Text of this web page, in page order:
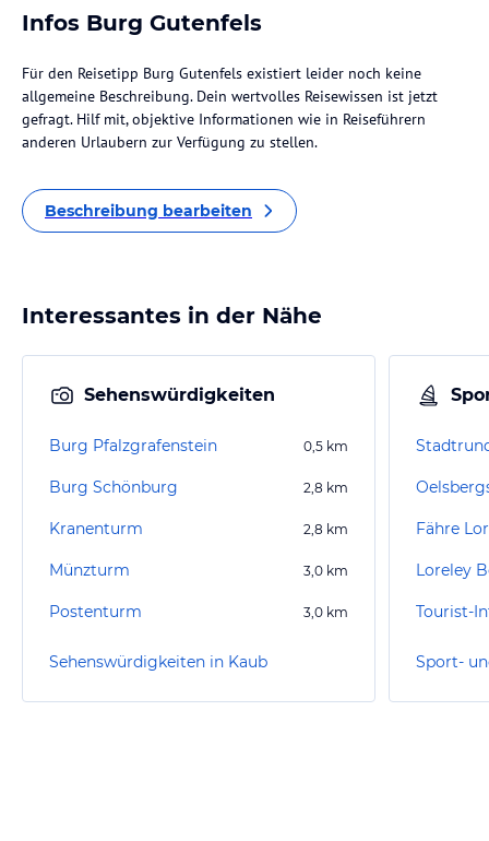
Infos Burg Gutenfels
Für den Reisetipp Burg Gutenfels existiert leider noch keine
allgemeine Beschreibung. Dein wertvolles Reisewissen ist jetzt
gefragt. Hilf mit, objektive Informationen wie in Reiseführern
anderen Urlaubern zur Verfügung zu stellen.
Beschreibung bearbeiten
Interessantes in der Nähe
Sehenswürdigkeiten
Burg Pfalzgrafenstein 0,5 km
Burg Schönburg 2,8 km
Kranenturm 2,8 km
Münzturm 3,0 km
Postenturm 3,0 km
Sehenswürdigkeiten in Kaub
Fähre
Loreley
Tourist-
Sport-